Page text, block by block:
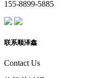
155-8899-5885
联系顺泽鑫
Contact Us